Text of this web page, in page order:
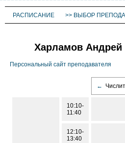
РАСПИСАНИЕ >> ВЫБОР
Харламов Андрей
Персональный сайт преподавателя
←
10:10-
11:40
12:10-
13:40